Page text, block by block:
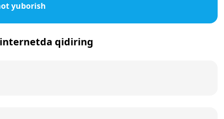
yuborish
internetda qidiring